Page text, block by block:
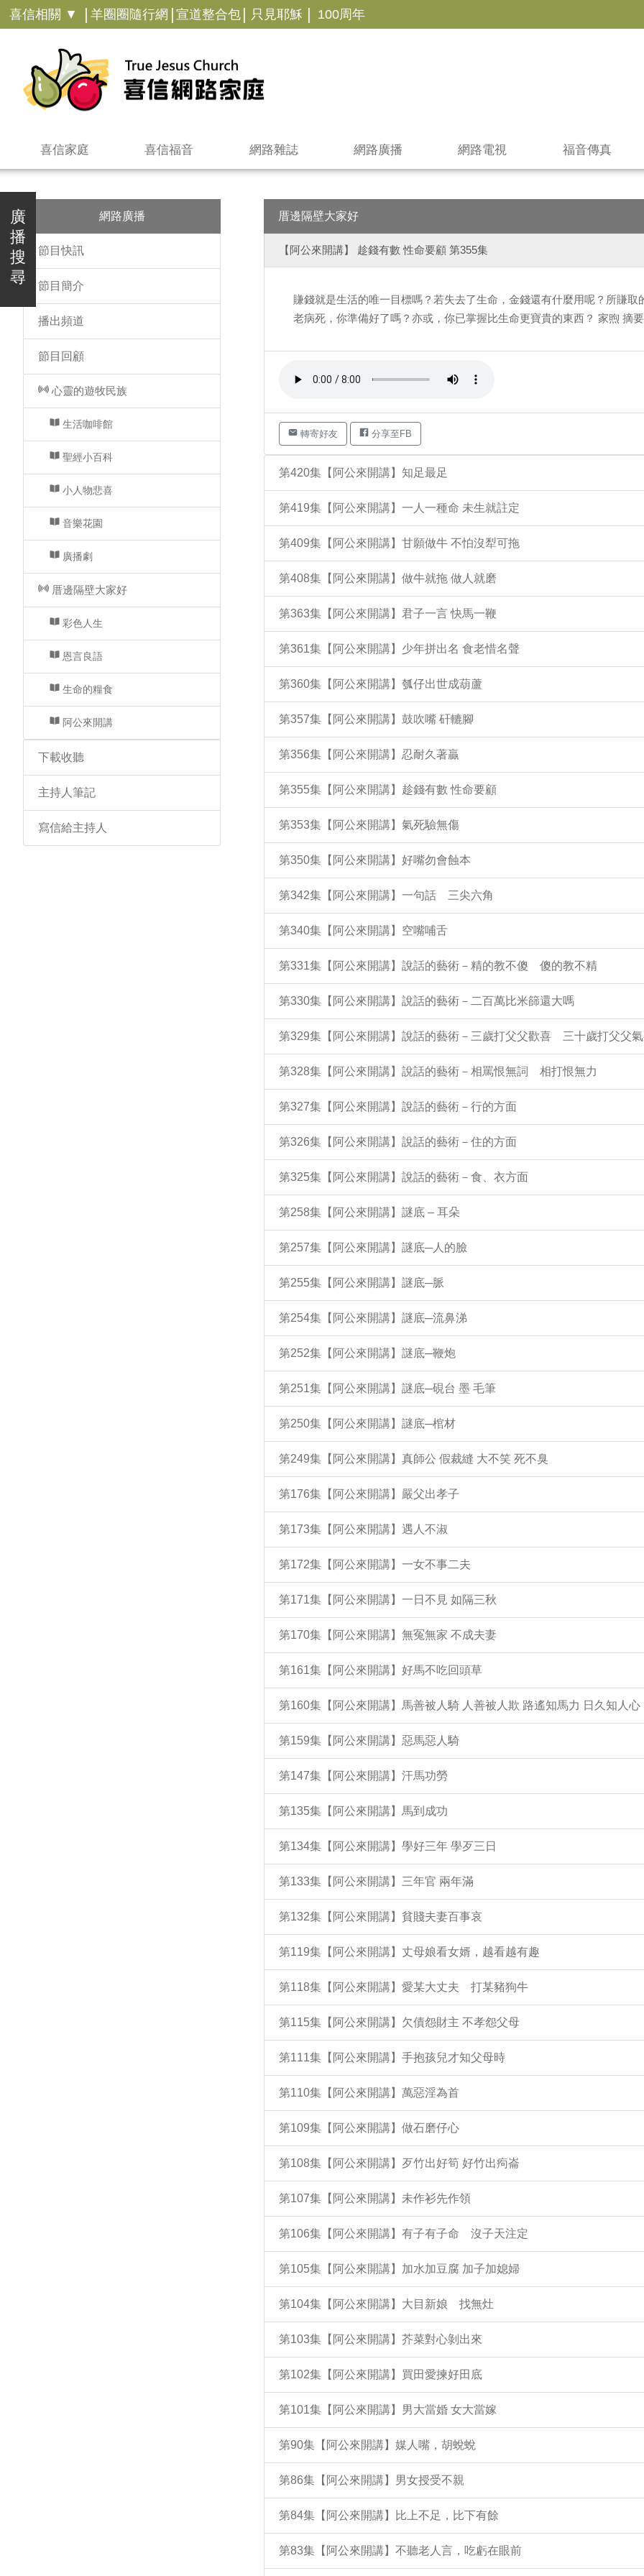
喜信相關 ▼ | 羊圈圈隨行網 | 宣道整合包 | 只見耶穌 | 100周年
喜信家庭 喜信福音 網路雜誌 網路廣播 網路電視 福音傳真
廣
播
搜
尋
網路廣播
節目快訊
節目簡介
播出頻道
節目回顧
心靈的遊牧民族
生活咖啡館
聖經小百科
小人物悲喜
音樂花園
廣播劇
厝邊隔壁大家好
彩色人生
恩言良語
生命的糧食
阿公來開講
下載收聽
主持人筆記
寫信給主持人
厝邊隔壁大家好
【阿公來開講】 趁錢有數 性命要顧 第355集
賺錢就是生活的唯一目標嗎？若失去了生命，金錢還有什麼用呢？所賺
老病死，你準備好了嗎？亦或，你已掌握比生命更寶貴的東西？ 家煦 摘要
轉寄好友 分享至FB
第420集【阿公來開講】知足最足
第419集【阿公來開講】一人一種命 未生就註定
第409集【阿公來開講】甘願做牛 不怕沒犁可拖
第408集【阿公來開講】做牛就拖 做人就磨
第363集【阿公來開講】君子一言 快馬一鞭
第361集【阿公來開講】少年拼出名 食老惜名聲
第360集【阿公來開講】瓠仔出世成葫蘆
第357集【阿公來開講】鼓吹嘴 矸轆腳
第356集【阿公來開講】忍耐久著贏
第355集【阿公來開講】趁錢有數 性命要顧
第353集【阿公來開講】氣死驗無傷
第350集【阿公來開講】好嘴勿會蝕本
第342集【阿公來開講】一句話 三尖六角
第340集【阿公來開講】空嘴哺舌
第331集【阿公來開講】說話的藝術－精的教不傻 傻的教不精
第330集【阿公來開講】說話的藝術－二百萬比米篩還大嗎
第329集【阿公來開講】說話的藝術－三歲打父父歡喜 三十歲打父父
第328集【阿公來開講】說話的藝術－相罵恨無詞 相打恨無力
第327集【阿公來開講】說話的藝術－行的方面
第326集【阿公來開講】說話的藝術－住的方面
第325集【阿公來開講】說話的藝術－食、衣方面
第258集【阿公來開講】謎底 – 耳朵
第257集【阿公來開講】謎底─人的臉
第255集【阿公來開講】謎底─脈
第254集【阿公來開講】謎底─流鼻涕
第252集【阿公來開講】謎底─鞭炮
第251集【阿公來開講】謎底─硯台 墨 毛筆
第250集【阿公來開講】謎底─棺材
第249集【阿公來開講】真師公 假裁縫 大不笑 死不臭
第176集【阿公來開講】嚴父出孝子
第173集【阿公來開講】遇人不淑
第172集【阿公來開講】一女不事二夫
第171集【阿公來開講】一日不見 如隔三秋
第170集【阿公來開講】無冤無家 不成夫妻
第161集【阿公來開講】好馬不吃回頭草
第160集【阿公來開講】馬善被人騎 人善被人欺 路遙知馬力 日久知人心
第159集【阿公來開講】惡馬惡人騎
第147集【阿公來開講】汗馬功勞
第135集【阿公來開講】馬到成功
第134集【阿公來開講】學好三年 學歹三日
第133集【阿公來開講】三年官 兩年滿
第132集【阿公來開講】貧賤夫妻百事哀
第119集【阿公來開講】丈母娘看女婿，越看越有趣
第118集【阿公來開講】愛某大丈夫 打某豬狗牛
第115集【阿公來開講】欠債怨財主 不孝怨父母
第111集【阿公來開講】手抱孩兒才知父母時
第110集【阿公來開講】萬惡淫為首
第109集【阿公來開講】做石磨仔心
第108集【阿公來開講】歹竹出好筍 好竹出痀崙
第107集【阿公來開講】未作衫先作領
第106集【阿公來開講】有子有子命 沒子天注定
第105集【阿公來開講】加水加豆腐 加子加媳婦
第104集【阿公來開講】大目新娘 找無灶
第103集【阿公來開講】芥菜對心剝出來
第102集【阿公來開講】買田愛揀好田底
第101集【阿公來開講】男大當婚 女大當嫁
第90集【阿公來開講】媒人嘴，胡蛻蛻
第86集【阿公來開講】男女授受不親
第84集【阿公來開講】比上不足，比下有餘
第83集【阿公來開講】不聽老人言，吃虧在眼前